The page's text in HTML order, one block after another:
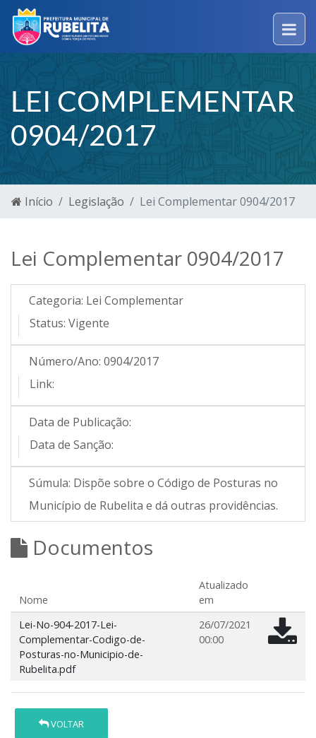
LEI COMPLEMENTAR
0904/2017
Início Legislação Lei Complementar 0904/2017
Lei Complementar 0904/2017
Categoria: Lei Complementar
Status: Vigente
Número/Ano: 0904/2017
Link:
Data de Publicação:
Data de Sanção:
Súmula: Dispõe sobre o Código de Posturas no
Município de Rubelita e dá outras providências.
Documentos
Nome
Atualizado
em
Lei-No-904-2017-Lei-
Complementar-Codigo-de-
Posturas-no-Municipio-de-
Rubelita.pdf
26/07/2021
00:00
VOLTAR